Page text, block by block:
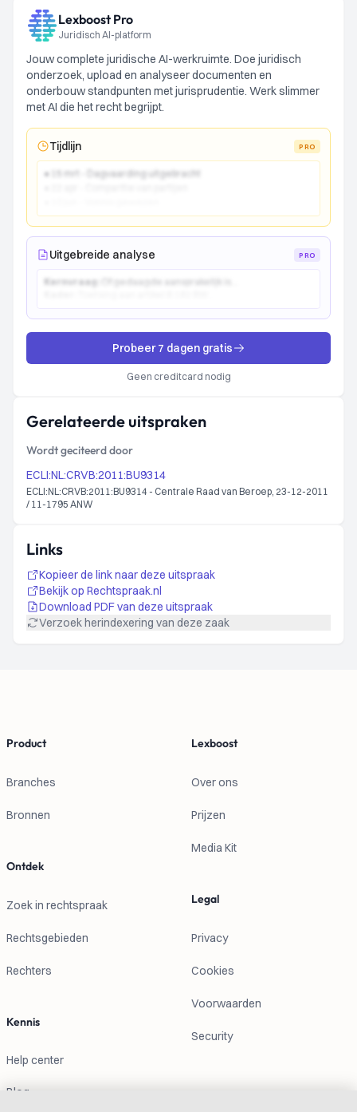
Lexboost Pro
Juridisch AI-platform
Jouw complete juridische AI-werkruimte. Doe juridisch
onderzoek, upload en analyseer documenten en
onderbouw standpunten met jurisprudentie. Werk slimmer
met AI die het recht begrijpt.
Tijdlijn PRO
● 15 mrt - Dagvaarding uitgebracht
Uitgebreide analyse PRO
Kernvraag:
Probeer 7 dagen gratis
Geen creditcard nodig
Gerelateerde uitspraken
Wordt geciteerd door
ECLI:NL:CRVB:2011:BU9314
ECLI:NL:CRVB:2011:BU9314 - Centrale Raad van Beroep, 23-12-2011
/ 11-1795 ANW
Links
Kopieer de link naar deze uitspraak
Bekijk op Rechtspraak.nl
Download PDF van deze uitspraak
Verzoek herindexering van deze zaak
Product
Branches
Bronnen
Ontdek
Zoek in rechtspraak
Rechtsgebieden
Rechters
Kennis
Help center
Blog
Lexboost
Over ons
Prijzen
Media Kit
Legal
Privacy
Cookies
Voorwaarden
Security